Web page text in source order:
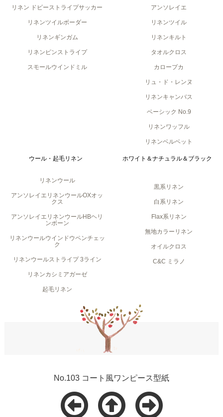
リネン ドビーストライプサッカー
リネンツイルボーダー
リネンギンガム
リネンピンストライプ
スモールウインドミル
アンソレイエ
リネンツイル
リネンキルト
タオルクロス
カロープカ
リュ・ド・レンヌ
リネンキャンバス
ベーシック No.9
リネンワッフル
リネンベルベット
ウール・起毛リネン
リネンウール
アンソレイエリネンウールOXオッ
クス
アンソレイエリネンウールHBヘリ
ンボーン
リネンウールウインドウペンチェッ
ク
リネンウールストライプ 3ライン
リネンカシミアガーゼ
起毛リネン
ホワイト＆ナチュラル＆ブラック
黒系リネン
白系リネン
Flax系リネン
無地カラーリネン
オイルクロス
C&C ミラノ
No.103 コート風ワンピース型紙